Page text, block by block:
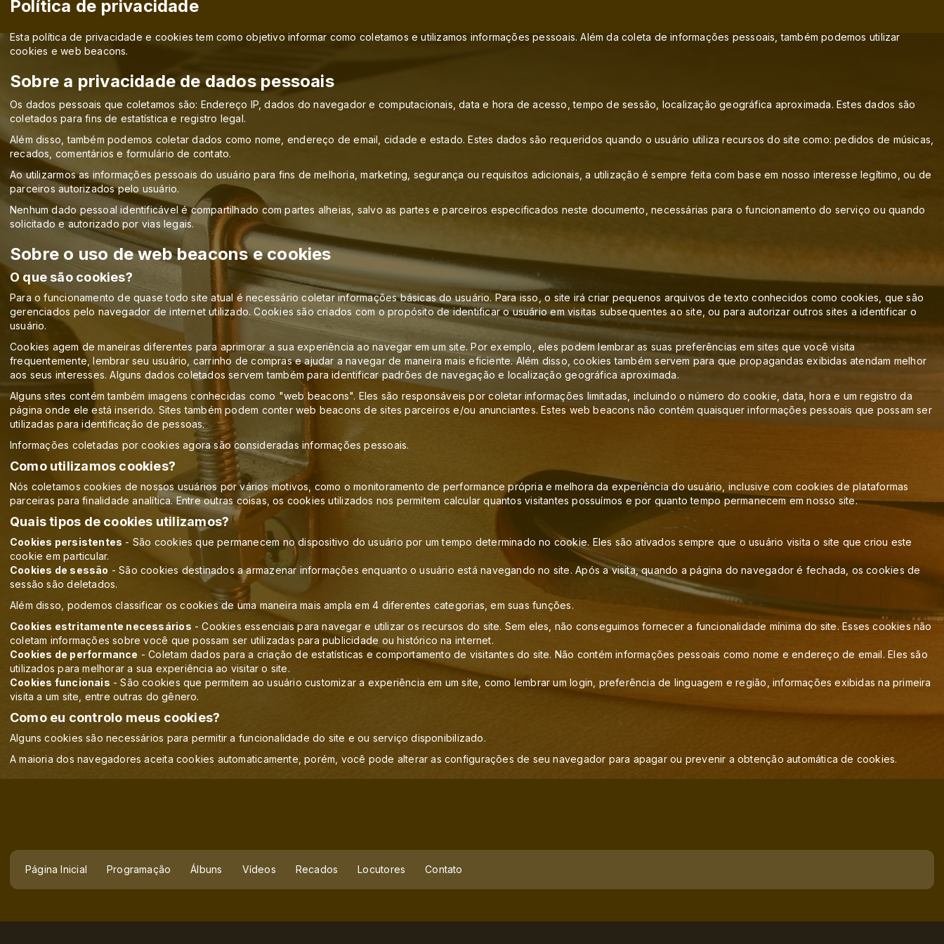
Política de privacidade
Esta política de privacidade e cookies tem como objetivo informar como coletamos e utilizamos informações pessoais. Além da coleta de informações pessoais, também podemos utilizar
cookies e web beacons.
Sobre a privacidade de dados pessoais
Os dados pessoais que coletamos são: Endereço IP, dados do navegador e computacionais, data e hora de acesso, tempo de sessão, localização geográfica aproximada. Estes dados são
coletados para fins de estatística e registro legal.
Além disso, também podemos coletar dados como nome, endereço de email, cidade e estado. Estes dados são requeridos quando o usuário utiliza recursos do site como: pedidos de músicas,
recados, comentários e formulário de contato.
Ao utilizarmos as informações pessoais do usuário para fins de melhoria, marketing, segurança ou requisitos adicionais, a utilização é sempre feita com base em nosso interesse legítimo, ou de
parceiros autorizados pelo usuário.
Nenhum dado pessoal identificável é compartilhado com partes alheias, salvo as partes e parceiros especificados neste documento, necessárias para o funcionamento do serviço ou quando
solicitado e autorizado por vias legais.
Sobre o uso de web beacons e cookies
O que são cookies?
Para o funcionamento de quase todo site atual é necessário coletar informações básicas do usuário. Para isso, o site irá criar pequenos arquivos de texto conhecidos como cookies, que são
gerenciados pelo navegador de internet utilizado. Cookies são criados com o propósito de identificar o usuário em visitas subsequentes ao site, ou para autorizar outros sites a identificar o
usuário.
Cookies agem de maneiras diferentes para aprimorar a sua experiência ao navegar em um site. Por exemplo, eles podem lembrar as suas preferências em sites que você visita
frequentemente, lembrar seu usuário, carrinho de compras e ajudar a navegar de maneira mais eficiente. Além disso, cookies também servem para que propagandas exibidas atendam melhor
aos seus interesses. Alguns dados coletados servem também para identificar padrões de navegação e localização geográfica aproximada.
Alguns sites contém também imagens conhecidas como "web beacons". Eles são responsáveis por coletar informações limitadas, incluindo o número do cookie, data, hora e um registro da
página onde ele está inserido. Sites também podem conter web beacons de sites parceiros e/ou anunciantes. Estes web beacons não contém quaisquer informações pessoais que possam ser
utilizadas para identificação de pessoas.
Informações coletadas por cookies agora são consideradas informações pessoais.
Como utilizamos cookies?
Nós coletamos cookies de nossos usuários por vários motivos, como o monitoramento de performance própria e melhora da experiência do usuário, inclusive com cookies de plataformas
parceiras para finalidade analítica. Entre outras coisas, os cookies utilizados nos permitem calcular quantos visitantes possuímos e por quanto tempo permanecem em nosso site.
Quais tipos de cookies utilizamos?
Cookies persistentes - São cookies que permanecem no dispositivo do usuário por um tempo determinado no cookie. Eles são ativados sempre que o usuário visita o site que criou este
cookie em particular.
Cookies de sessão - São cookies destinados a armazenar informações enquanto o usuário está navegando no site. Após a visita, quando a página do navegador é fechada, os cookies de
sessão são deletados.
Além disso, podemos classificar os cookies de uma maneira mais ampla em 4 diferentes categorias, em suas funções.
Cookies estritamente necessários - Cookies essenciais para navegar e utilizar os recursos do site. Sem eles, não conseguimos fornecer a funcionalidade mínima do site. Esses cookies não
coletam informações sobre você que possam ser utilizadas para publicidade ou histórico na internet.
Cookies de performance - Coletam dados para a criação de estatísticas e comportamento de visitantes do site. Não contém informações pessoais como nome e endereço de email. Eles são
utilizados para melhorar a sua experiência ao visitar o site.
Cookies funcionais - São cookies que permitem ao usuário customizar a experiência em um site, como lembrar um login, preferência de linguagem e região, informações exibidas na primeira
visita a um site, entre outras do gênero.
Como eu controlo meus cookies?
Alguns cookies são necessários para permitir a funcionalidade do site e ou serviço disponibilizado.
A maioria dos navegadores aceita cookies automaticamente, porém, você pode alterar as configurações de seu navegador para apagar ou prevenir a obtenção automática de cookies.
Página Inicial Programação Álbuns Vídeos Recados Locutores Contato